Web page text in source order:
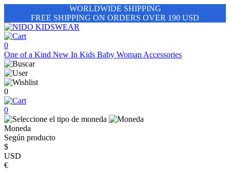
WORLDWIDE SHIPPING
FREE SHIPPING ON ORDERS OVER 190 USD
0
One of a Kind New In Kids Baby Woman Accessories
0
0
Moneda
Según producto
$
USD
€